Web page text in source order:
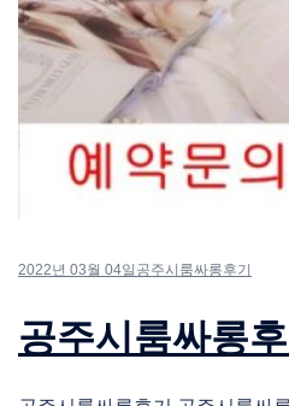
2022년 03월 04일 공주시룸싸롱후기
공주시룸싸롱